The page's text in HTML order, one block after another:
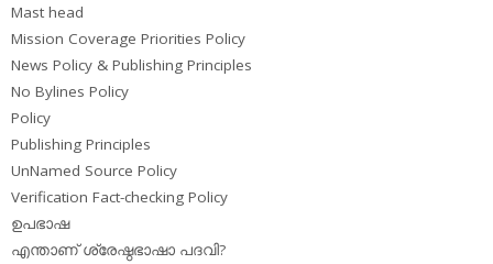
Mast head
Mission Coverage Priorities Policy
News Policy & Publishing Principles
No Bylines Policy
Policy
Publishing Principles
UnNamed Source Policy
Verification Fact-checking Policy
ഉപഭാഷ
എന്താണ് ശ്രേഷ്ഠഭാഷാ പദവി?